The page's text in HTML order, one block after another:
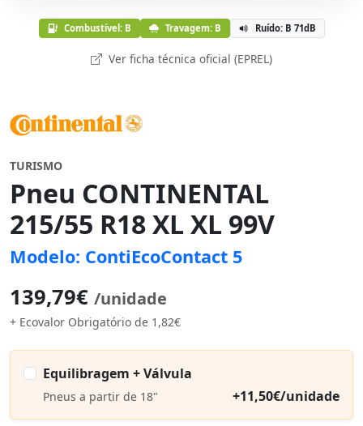
Combustível: B Travagem: B Ruído: B 71dB
Ver ficha técnica oficial (EPREL)
TURISMO
Pneu CONTINENTAL
215/55 R18 XL XL 99V
Modelo: ContiEcoContact 5
139,79€ /unidade
+ Ecovalor Obrigatório de 1,82€
Equilibragem + Válvula
Pneus a partir de 18" +11,50€/unidade